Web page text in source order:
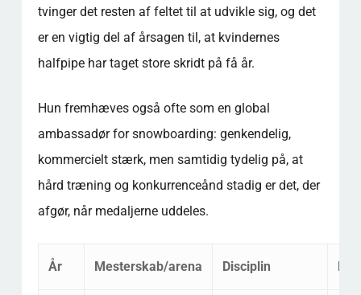
tvinger det resten af feltet til at udvikle sig, og det
er en vigtig del af årsagen til, at kvindernes
halfpipe har taget store skridt på få år.
Hun fremhæves også ofte som en global
ambassadør for snowboarding: genkendelig,
kommercielt stærk, men samtidig tydelig på, at
hård træning og konkurrenceånd stadig er det, der
afgør, når medaljerne uddeles.
År Mesterskab/arena Disciplin